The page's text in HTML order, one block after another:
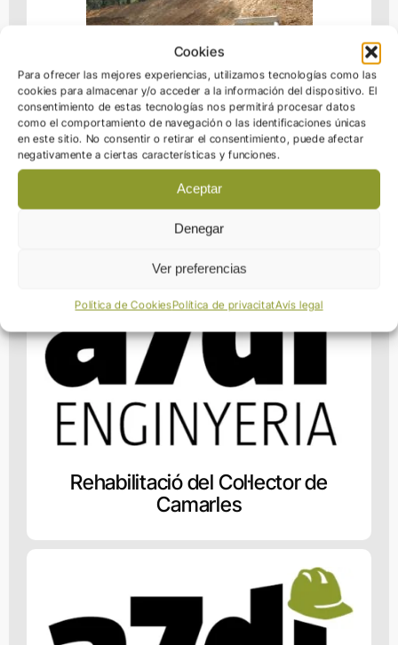
Cookies
Para ofrecer las mejores experiencias, utilizamos tecnologías como las
cookies para almacenar y/o acceder a la información del dispositivo. El
consentimiento de estas tecnologías nos permitirá procesar datos
como el comportamiento de navegación o las identificaciones únicas
en este sitio. No consentir o retirar el consentimiento, puede afectar
negativamente a ciertas características y funciones.
Aceptar
Denegar
Ver preferencias
Política de CookiesPolítica de privacitatAvís legal
Obres de canalització d’aigües
pluvials del Polígon Industrial Sant
Ermengol II a Abrera
Rehabilitació del Col·lector de
Camarles